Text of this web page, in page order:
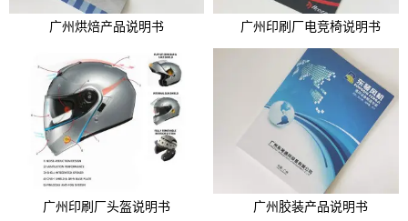
广州烘焙产品说明书 广州印刷厂电竞椅说明书
广州印刷厂头盔说明书 广州胶装产品说明书